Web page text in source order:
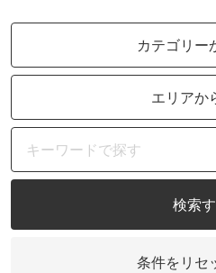
カテゴリー
エリアか
検索
条件をリセ